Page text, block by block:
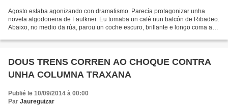
Agosto estaba agonizando con dramatismo. Parecía protagonizar unha
novela algodoneira de Faulkner. Eu tomaba un café nun balcón de Ribadeo.
Abaixo, no medio da rúa, parou un coche escuro, brillante e longo coma as
DOUS TRENS CORREN AO CHOQUE CONTRA
UNHA COLUMNA TRAXANA
Publié le 10/09/2014 à 00:00
Par Jaureguizar